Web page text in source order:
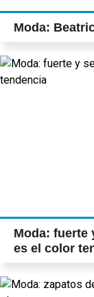
Moda:
Moda: fuerte
es el color